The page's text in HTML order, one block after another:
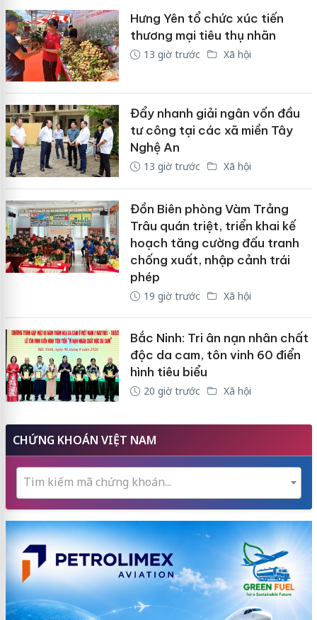
Hưng Yên tổ chức xúc tiến
thương mại tiêu thụ nhãn
13 giờ trước Xã hội
Đẩy nhanh giải ngân vốn đầu
tư công tại các xã miền Tây
Nghệ An
13 giờ trước Xã hội
Đồn Biên phòng Vàm Trảng
Trâu quán triệt, triển khai kế
hoạch tăng cường đấu tranh
chống xuất, nhập cảnh trái
phép
19 giờ trước Xã hội
Bắc Ninh: Tri ân nạn nhân chất
độc da cam, tôn vinh 60 điển
hình tiêu biểu
20 giờ trước Xã hội
CHỨNG KHOÁN VIỆT NAM
Tìm kiếm mã chứng khoán...